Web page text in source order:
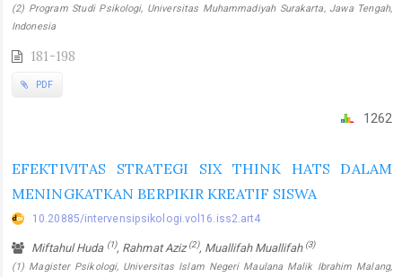
(2) Program Studi Psikologi, Universitas Muhammadiyah Surakarta, Jawa Tengah,
Indonesia
181-198
PDF
1262
EFEKTIVITAS STRATEGI SIX THINK HATS DALAM
MENINGKATKAN BERPIKIR KREATIF SISWA
10.20885/intervensipsikologi.vol16.iss2.art4
Miftahul Huda (1), Rahmat Aziz(2), Muallifah Muallifah (3)
(1) Magister Psikologi, Universitas Islam Negeri Maulana Malik Ibrahim Malang,